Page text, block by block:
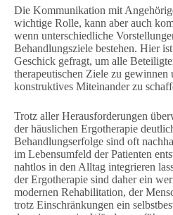
Die Kommunikation mit
wichtige Rolle, kann aber auch
wenn unterschiedliche
Behandlungsziele bestehen. Hier
Geschick gefragt, um alle
therapeutischen Ziele zu gewinnen
konstruktives Miteinander zu
Trotz aller Herausforderungen
der häuslichen Ergotherapie
Behandlungserfolge sind oft
im Lebensumfeld der Patienten
nahtlos in den Alltag integrieren
der Ergotherapie sind daher ein
modernen Rehabilitation, der
trotz Einschränkungen ein